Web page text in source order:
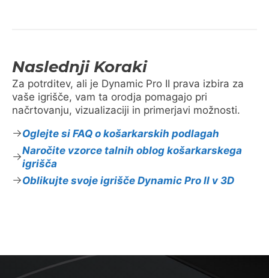
Naslednji Koraki
Za potrditev, ali je Dynamic Pro II prava izbira za
vaše igrišče, vam ta orodja pomagajo pri
načrtovanju, vizualizaciji in primerjavi možnosti.
Oglejte si FAQ o košarkarskih podlagah
Naročite vzorce talnih oblog košarkarskega
igrišča
Oblikujte svoje igrišče Dynamic Pro II v 3D